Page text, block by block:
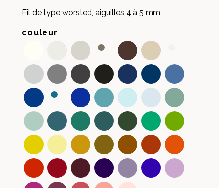
Fil de type worsted, aiguilles 4 à 5 mm
couleur